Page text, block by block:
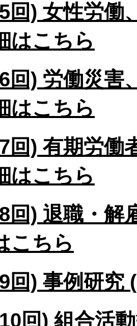
5回) 女性労
はこちら
6回) 労働災
はこちら
7回) 有期労
はこちら
8回) 退職・
こちら
9回) 事例研
10回) 組合活